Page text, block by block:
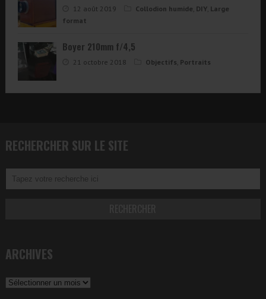
12 août 2019 Collodion humide DIY, Large
format
Boyer 210mm f/4,5
21 octobre 2018 Objectifs Portraits
RECHERCHER SUR LE SITE
ARCHIVES
Archives